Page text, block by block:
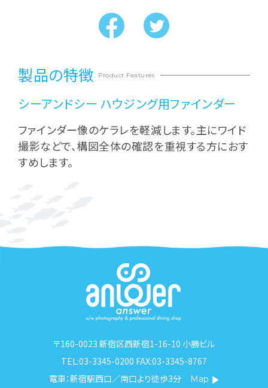
製品の特徴 Product Features
シーアンドシー ハウジング用ファインダー
ファインダー像のケラレを軽減します。主にワイド
撮影などで、構図全体の確認を重視する方におす
すめします。
〒160-0023 新宿区西新宿1-16-10 小勝ビル
TEL:03-3345-0200 FAX:03-3345-8767
電車：新宿駅西口／南口より徒歩3分
Map